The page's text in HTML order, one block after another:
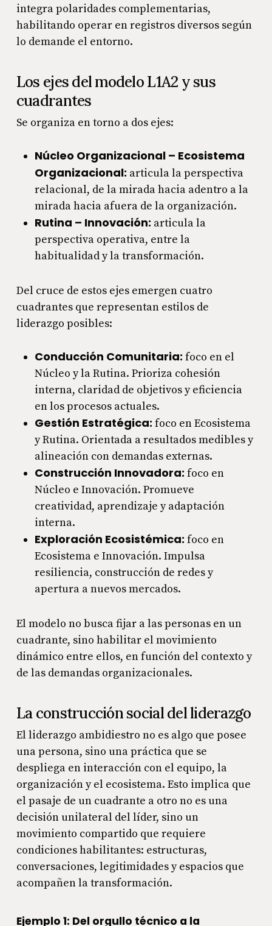
integra polaridades complementarias,
habilitando operar en registros diversos según
lo demande el entorno.
Los ejes del modelo L1A2 y sus
cuadrantes
Se organiza en torno a dos ejes:
Núcleo Organizacional – Ecosistema
Organizacional: articula la perspectiva
relacional, de la mirada hacia adentro a la
mirada hacia afuera de la organización.
Rutina – Innovación: articula la
perspectiva operativa, entre la
habitualidad y la transformación.
Del cruce de estos ejes emergen cuatro
cuadrantes que representan estilos de
liderazgo posibles:
Conducción Comunitaria: foco en el
Núcleo y la Rutina. Prioriza cohesión
interna, claridad de objetivos y eficiencia
en los procesos actuales.
Gestión Estratégica: foco en Ecosistema
y Rutina. Orientada a resultados medibles y
alineación con demandas externas.
Construcción Innovadora: foco en
Núcleo e Innovación. Promueve
creatividad, aprendizaje y adaptación
interna.
Exploración Ecosistémica: foco en
Ecosistema e Innovación. Impulsa
resiliencia, construcción de redes y
apertura a nuevos mercados.
El modelo no busca fijar a las personas en un
cuadrante, sino habilitar el movimiento
dinámico entre ellos, en función del contexto y
de las demandas organizacionales.
La construcción social del liderazgo
El liderazgo ambidiestro no es algo que posee
una persona, sino una práctica que se
despliega en interacción con el equipo, la
organización y el ecosistema. Esto implica que
el pasaje de un cuadrante a otro no es una
decisión unilateral del líder, sino un
movimiento compartido que requiere
condiciones habilitantes: estructuras,
conversaciones, legitimidades y espacios que
acompañen la transformación.
Ejemplo 1: Del orgullo técnico a la